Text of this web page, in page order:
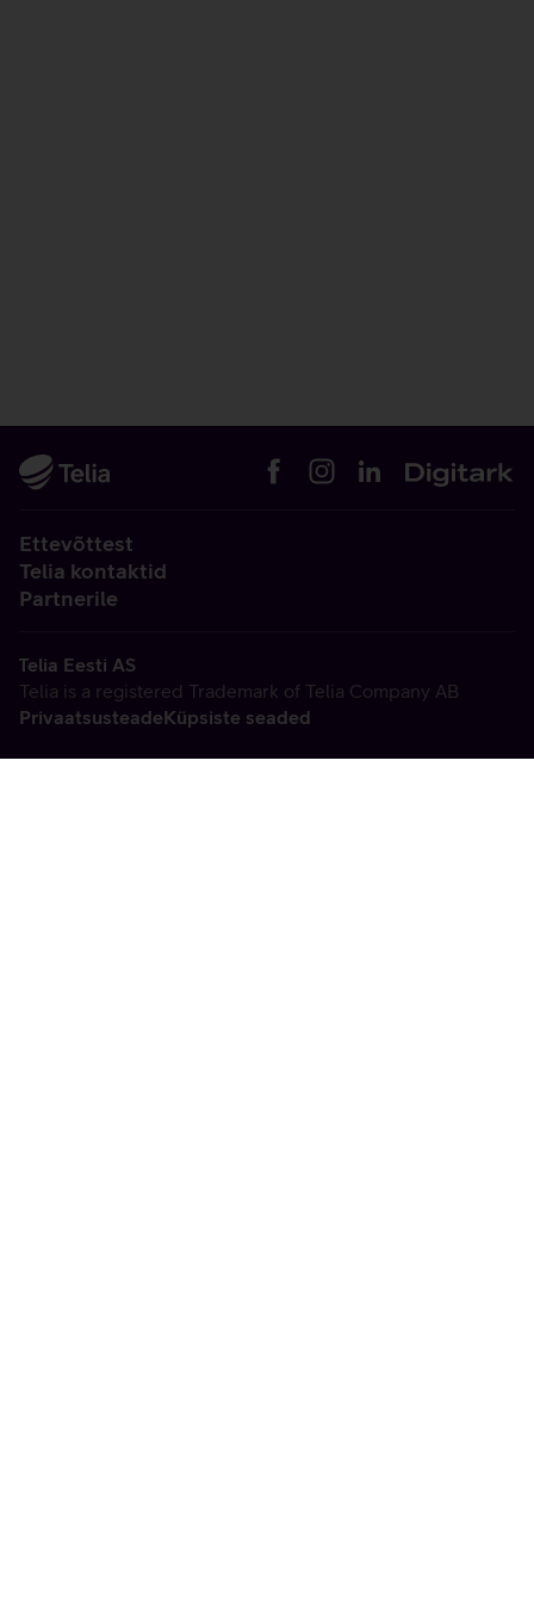
Ettevõttest
Telia kontaktid
Partnerile
Telia Eesti AS
Telia is a registered Trademark of Telia Company AB
PrivaatsusteadeKüpsiste seaded